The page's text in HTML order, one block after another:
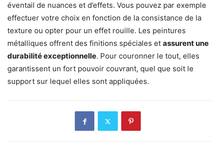
éventail de nuances et d’effets. Vous pouvez par exemple
effectuer votre choix en fonction de la consistance de la
texture ou opter pour un effet rouille. Les peintures
métalliques offrent des finitions spéciales et assurent une
durabilité exceptionnelle. Pour couronner le tout, elles
garantissent un fort pouvoir couvrant, quel que soit le
support sur lequel elles sont appliquées.